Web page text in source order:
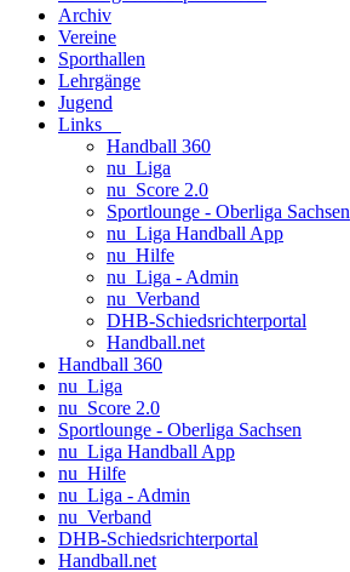
Archiv
Vereine
Sporthallen
Lehrgänge
Jugend
Links
Handball 360
nu_Liga
nu_Score 2.0
Sportlounge - Oberliga Sachsen
nu_Liga Handball App
nu_Hilfe
nu_Liga - Admin
nu_Verband
DHB-Schiedsrichterportal
Handball.net
Handball 360
nu_Liga
nu_Score 2.0
Sportlounge - Oberliga Sachsen
nu_Liga Handball App
nu_Hilfe
nu_Liga - Admin
nu_Verband
DHB-Schiedsrichterportal
Handball.net